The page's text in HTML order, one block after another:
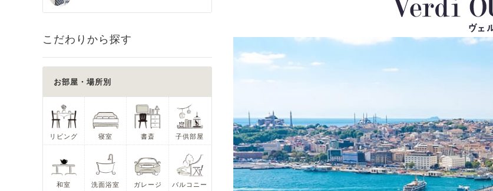
こだわりから探す
お部屋・場所別
リビング 寝室 書斎 子供部屋
和室 洗面浴室 ガレージ バルコニー